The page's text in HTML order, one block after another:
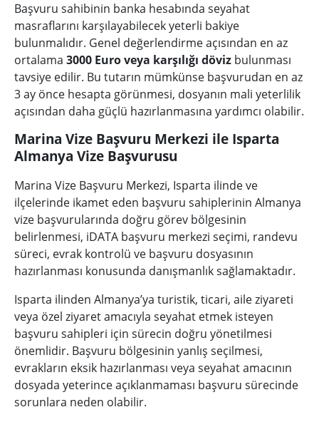
Başvuru sahibinin banka hesabında seyahat
masraflarını karşılayabilecek yeterli bakiye
bulunmalıdır. Genel değerlendirme açısından en az
ortalama 3000 Euro veya karşılığı döviz bulunması
tavsiye edilir. Bu tutarın mümkünse başvurudan en az
3 ay önce hesapta görünmesi, dosyanın mali yeterlilik
açısından daha güçlü hazırlanmasına yardımcı olabilir.
Marina Vize Başvuru Merkezi ile Isparta
Almanya Vize Başvurusu
Marina Vize Başvuru Merkezi, Isparta ilinde ve
ilçelerinde ikamet eden başvuru sahiplerinin Almanya
vize başvurularında doğru görev bölgesinin
belirlenmesi, iDATA başvuru merkezi seçimi, randevu
süreci, evrak kontrolü ve başvuru dosyasının
hazırlanması konusunda danışmanlık sağlamaktadır.
Isparta ilinden Almanya’ya turistik, ticari, aile ziyareti
veya özel ziyaret amacıyla seyahat etmek isteyen
başvuru sahipleri için sürecin doğru yönetilmesi
önemlidir. Başvuru bölgesinin yanlış seçilmesi,
evrakların eksik hazırlanması veya seyahat amacının
dosyada yeterince açıklanmaması başvuru sürecinde
sorunlara neden olabilir.